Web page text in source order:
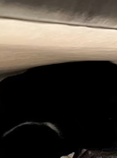
可以看到，他
。老闆很快回
回說「辣椒另外
。但他打字時少
一份300元超大
所以跟大家分